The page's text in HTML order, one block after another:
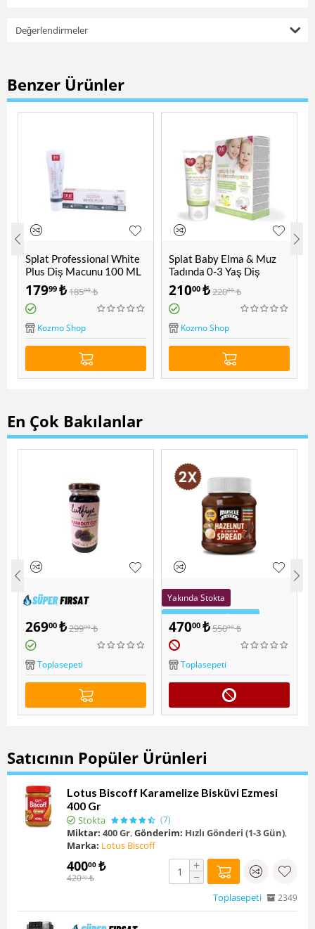
Değerlendirmeler
Benzer Ürünler
Splat Professional White
Plus Diş Macunu 100 ML
17999 ₺18500 ₺
Kozmo Shop
Splat Baby Elma & Muz
Tadında 0-3 Yaş Diş
Macunu 40 ML + Diş
Fırçası
21000 ₺22000 ₺
Kozmo Shop
En Çok Bakılanlar
Popüler
Lutfiye Organik Kara Dut
Özü 300 Gr
26900 ₺29900 ₺
Toplasepeti
Yakında Stokta
Sepette Ekstra İndirim
Muscle Cheff Kakaolu
Fındık Ezmesi 2'li paket
47000 ₺55000 ₺
Toplasepeti
Satıcının Popüler Ürünleri
Lotus Biscoff Karamelize Bisküvi Ezmesi
400 Gr
Stokta (7)
Miktar: 400 Gr,Gönderim: Hızlı Gönderi (1-3 Gün),
Marka: Lotus Biscoff
40000 ₺
42000 ₺
+
−
Toplasepeti 2349